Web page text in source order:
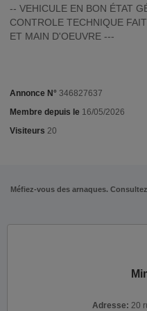
-- VEHICULE EN BON ÉTAT
CONTROLE TECHNIQUE
ET MAIN D'OEUVRE ---
Annonce N° 346827637
Membre depuis le 16/05/2026
Visiteurs 20
Méfiez-vous des arnaques.
Adresse: 20